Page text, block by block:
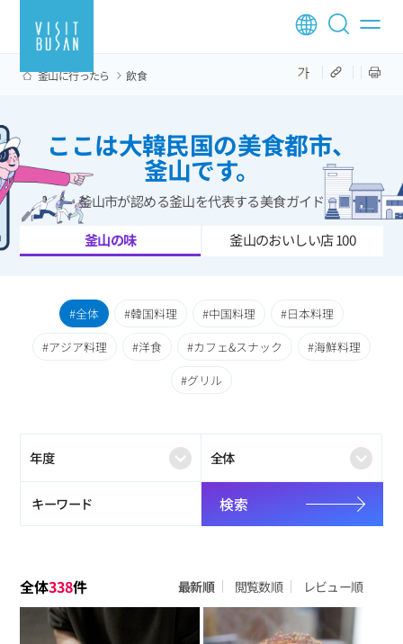
釜山に行ったら 飲食
ここは大韓民国の美食都市、
釜山です。
釜山市が認める釜山を代表する美食ガイド
釜山の味
釜山のおいしい店 100
全体 韓国料理 中国料理
日本料理
アジア料理
洋食 カフェ&スナック
海鮮料理
グリル
検索
全体338件 最新順 閲覧数順 レビュー順